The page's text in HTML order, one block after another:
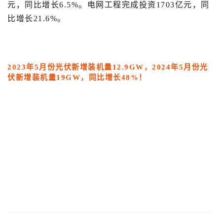
元，同比增长6.5%。电网工程完成投资1703亿元，同
比增长21.6%。
2023年5月份光伏新增装机量12.9GW，2024年5月份光
伏新增装机量19GW，同比增长48%！